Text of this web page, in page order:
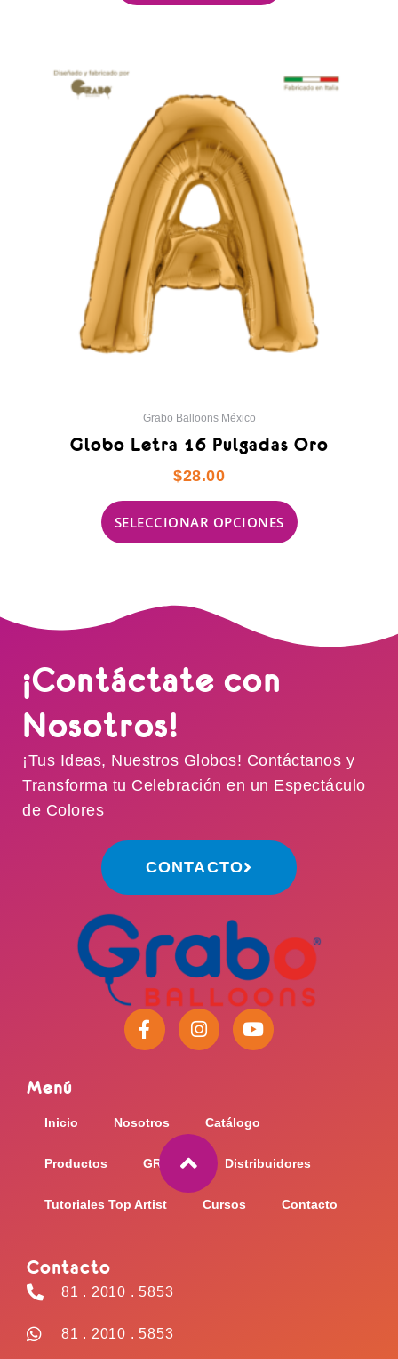
Grabo Balloons México
Globo Letra 16 Pulgadas Oro
$28.00
SELECCIONAR OPCIONES
producto
tiene
elegir
en
la
página
de
producto
¡Contáctate con
Nosotros!
¡Tus Ideas, Nuestros Globos! Contáctanos y
Transforma tu Celebración en un Espectáculo
de Colores
CONTACTO
F
a
c
o
-
I
n
s
a
Y
o
u
e
Menú
Inicio Nosotros Catálogo
Productos GRABO Distribuidores
Tutoriales Top Artist Cursos Contacto
Contacto
81 . 2010 . 5853
81 . 2010 . 5853